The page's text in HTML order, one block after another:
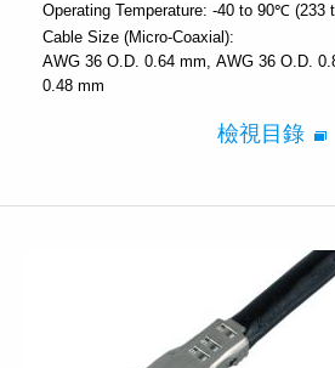
Operating Temperature: -40 to 90℃ (233
Cable Size (Micro-Coaxial):
AWG 36 O.D. 0.64 mm AWG 36 O.D.
0.48 mm
檢視目錄